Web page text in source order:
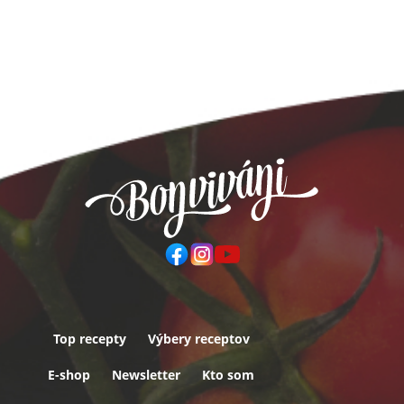
Top recepty Výbery receptov
E-shop Newsletter Kto som